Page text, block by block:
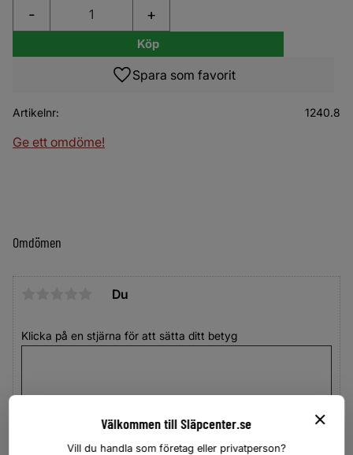
+
-
Köp
Lägg till i favoriter
Artikelnr 1240.8
Ge ett omdöme!
Omdömen
Du
Klicka på en stjärna för att sätta ditt betyg
Välkommen till Släpcenter.se
Vill du handla som företag eller privatperson?